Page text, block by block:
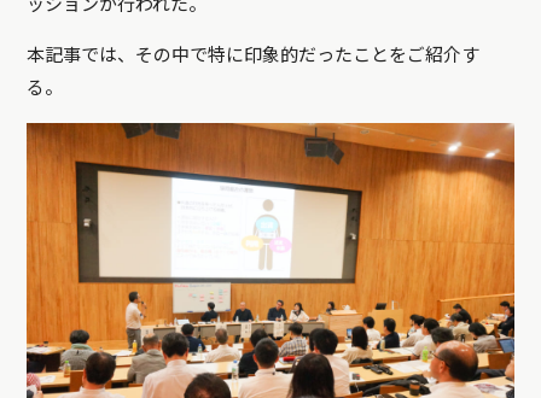
ッションが行われた。
本記事では、その中で特に印象的だったことをご紹介す
る。